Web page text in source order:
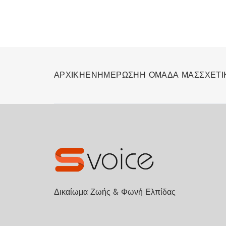
ΑΡΧΙΚΗΕΝΗΜΕΡΩΣΗΗ ΟΜΑΔΑ ΜΑΣ
Δικαίωμα Ζωής & Φωνή Ελπίδας